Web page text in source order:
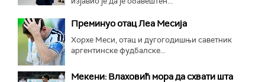
Преминуо отац Леа Месија
Хорхе Меси, отац и дугогодишњи саветник
аргентинске фудбалске...
Мекени: Влаховић мора да схвати шта